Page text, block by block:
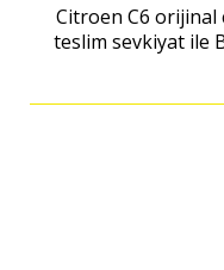
Citroen C6 orijinal
teslim sevkiyat ile